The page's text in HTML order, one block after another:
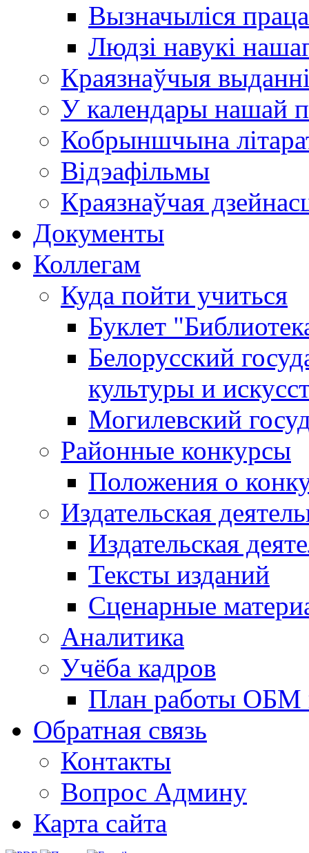
Вызначыліся
Людзі навукі
Краязнаўчыя
У календары нашай
Кобрыншчына
Відэафільмы
Краязнаўчая
Документы
Коллегам
Куда пойти учиться
Буклет
Белорусский
культуры и
Могилевский
Районные конкурсы
Положения о
Издательская
Издательская
Тексты изданий
Сценарные
Аналитика
Учёба кадров
План работы ОБМ
Обратная связь
Контакты
Вопрос Админу
Карта сайта